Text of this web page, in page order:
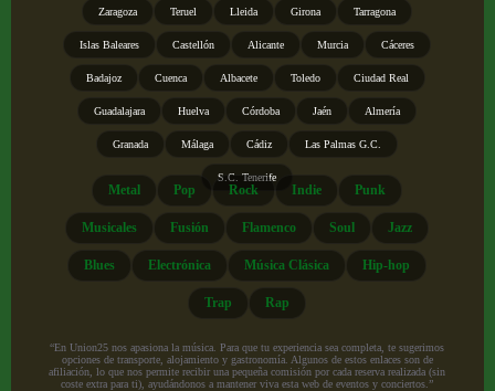
Zaragoza Teruel Lleida Girona Tarragona
Islas Baleares Castellón Alicante Murcia Cáceres
Badajoz Cuenca Albacete Toledo Ciudad Real
Guadalajara Huelva Córdoba Jaén Almería
Granada Málaga Cádiz Las Palmas G.C.
S.C. Tenerife
Metal Pop Rock Indie Punk
Musicales Fusión Flamenco Soul Jazz
Blues Electrónica Música Clásica Hip-hop
Trap Rap
“En Union25 nos apasiona la música. Para que tu experiencia sea completa, te sugerimos
opciones de transporte, alojamiento y gastronomía. Algunos de estos enlaces son de
afiliación, lo que nos permite recibir una pequeña comisión por cada reserva realizada (sin
coste extra para ti), ayudándonos a mantener viva esta web de eventos y conciertos.”